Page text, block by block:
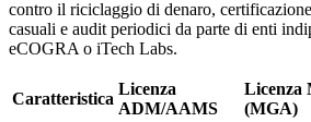
contro il riciclaggio di denaro,
casuali e audit periodici da parte di enti
eCOGRA o iTech Labs.
Caratteristica
Licenza
ADM/AAMS
Licenza
(MGA)